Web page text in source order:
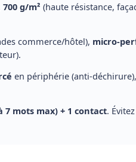
700 g/m² (haute résistance,
commerce/hôtel), micro-
en périphérie (anti-déchirure),
7 mots max) + 1 contact.